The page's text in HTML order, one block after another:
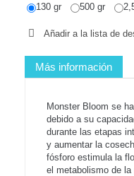
130 gr
500 gr
Añadir a la lista de
Más información
Monster Bloom se
debido a su
durante las etapas
y aumentar la
fósforo estimula la
el metabolismo de